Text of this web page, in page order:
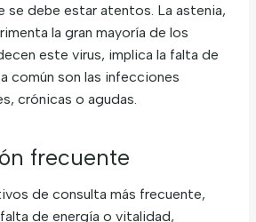
se debe estar atentos. La astenia,
la gran mayoría de los
este virus, implica la falta de
común son las infecciones
crónicas o agudas.
frecuente
de consulta más frecuente,
de energía o vitalidad,